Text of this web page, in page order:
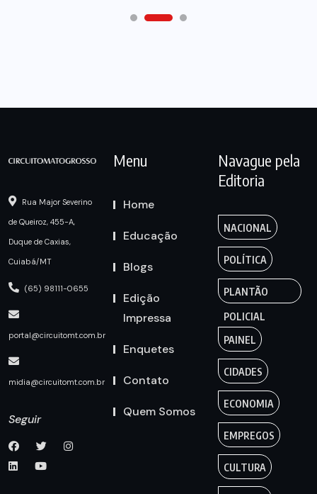
Rua Major Severino
de Queiroz, 455-A,
Duque de Caxias,
Cuiabá/MT
(65) 98111-0655
portal@circuitomt.com.br
midia@circuitomt.com.br
Seguir
Menu
Home
Educação
Blogs
Edição
Impressa
Enquetes
Contato
Quem Somos
Navague pela
Editoria
NACIONAL
POLÍTICA
PLANTÃO
POLICIAL
PAINEL
CIDADES
ECONOMIA
EMPREGOS
CULTURA